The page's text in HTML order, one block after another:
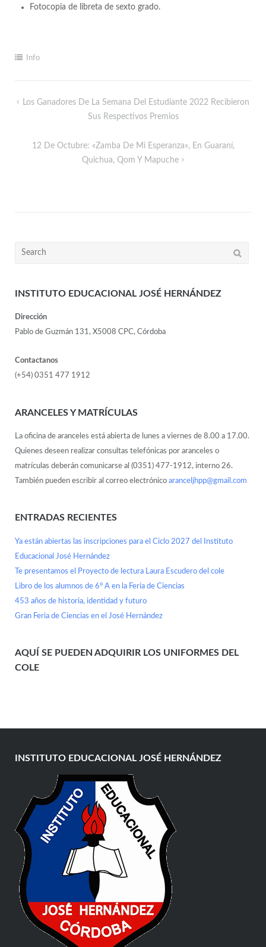
Fotocopia de libreta de sexto grado.
Info
Los Ganadores De La Semana Del Estudiante 2022 Recibieron
Sus Respectivos Premios
12 De Octubre: «Zamba De Mi Esperanza», En Guaraní,
Quichua, Qom Y Mapuche
INSTITUTO EDUCACIONAL JOSÉ HERNÁNDEZ
Dirección
Pablo de Guzmán 131, X5008 CPC, Córdoba
Contactanos
(+54) 0351 477 1912
ARANCELES Y MATRÍCULAS
La oficina de aranceles está abierta de lunes a viernes de 8.00 a 17.00.
Quienes deseen realizar consultas telefónicas por aranceles o
matrículas deberán comunicarse al (0351) 477-1912, interno 26.
También pueden escribir al correo electrónico aranceljhpp@gmail.com
ENTRADAS RECIENTES
Ya están abiertas las inscripciones para el Ciclo 2027 del Instituto
Educacional José Hernández
Te presentamos el Proyecto de lectura Laura Escudero del cole
Libro de los alumnos de 6° A en la Feria de Ciencias
453 años de historia, identidad y futuro
Gran Feria de Ciencias en el José Hernández
AQUÍ SE PUEDEN ADQUIRIR LOS UNIFORMES DEL
COLE
INSTITUTO EDUCACIONAL JOSÉ HERNÁNDEZ